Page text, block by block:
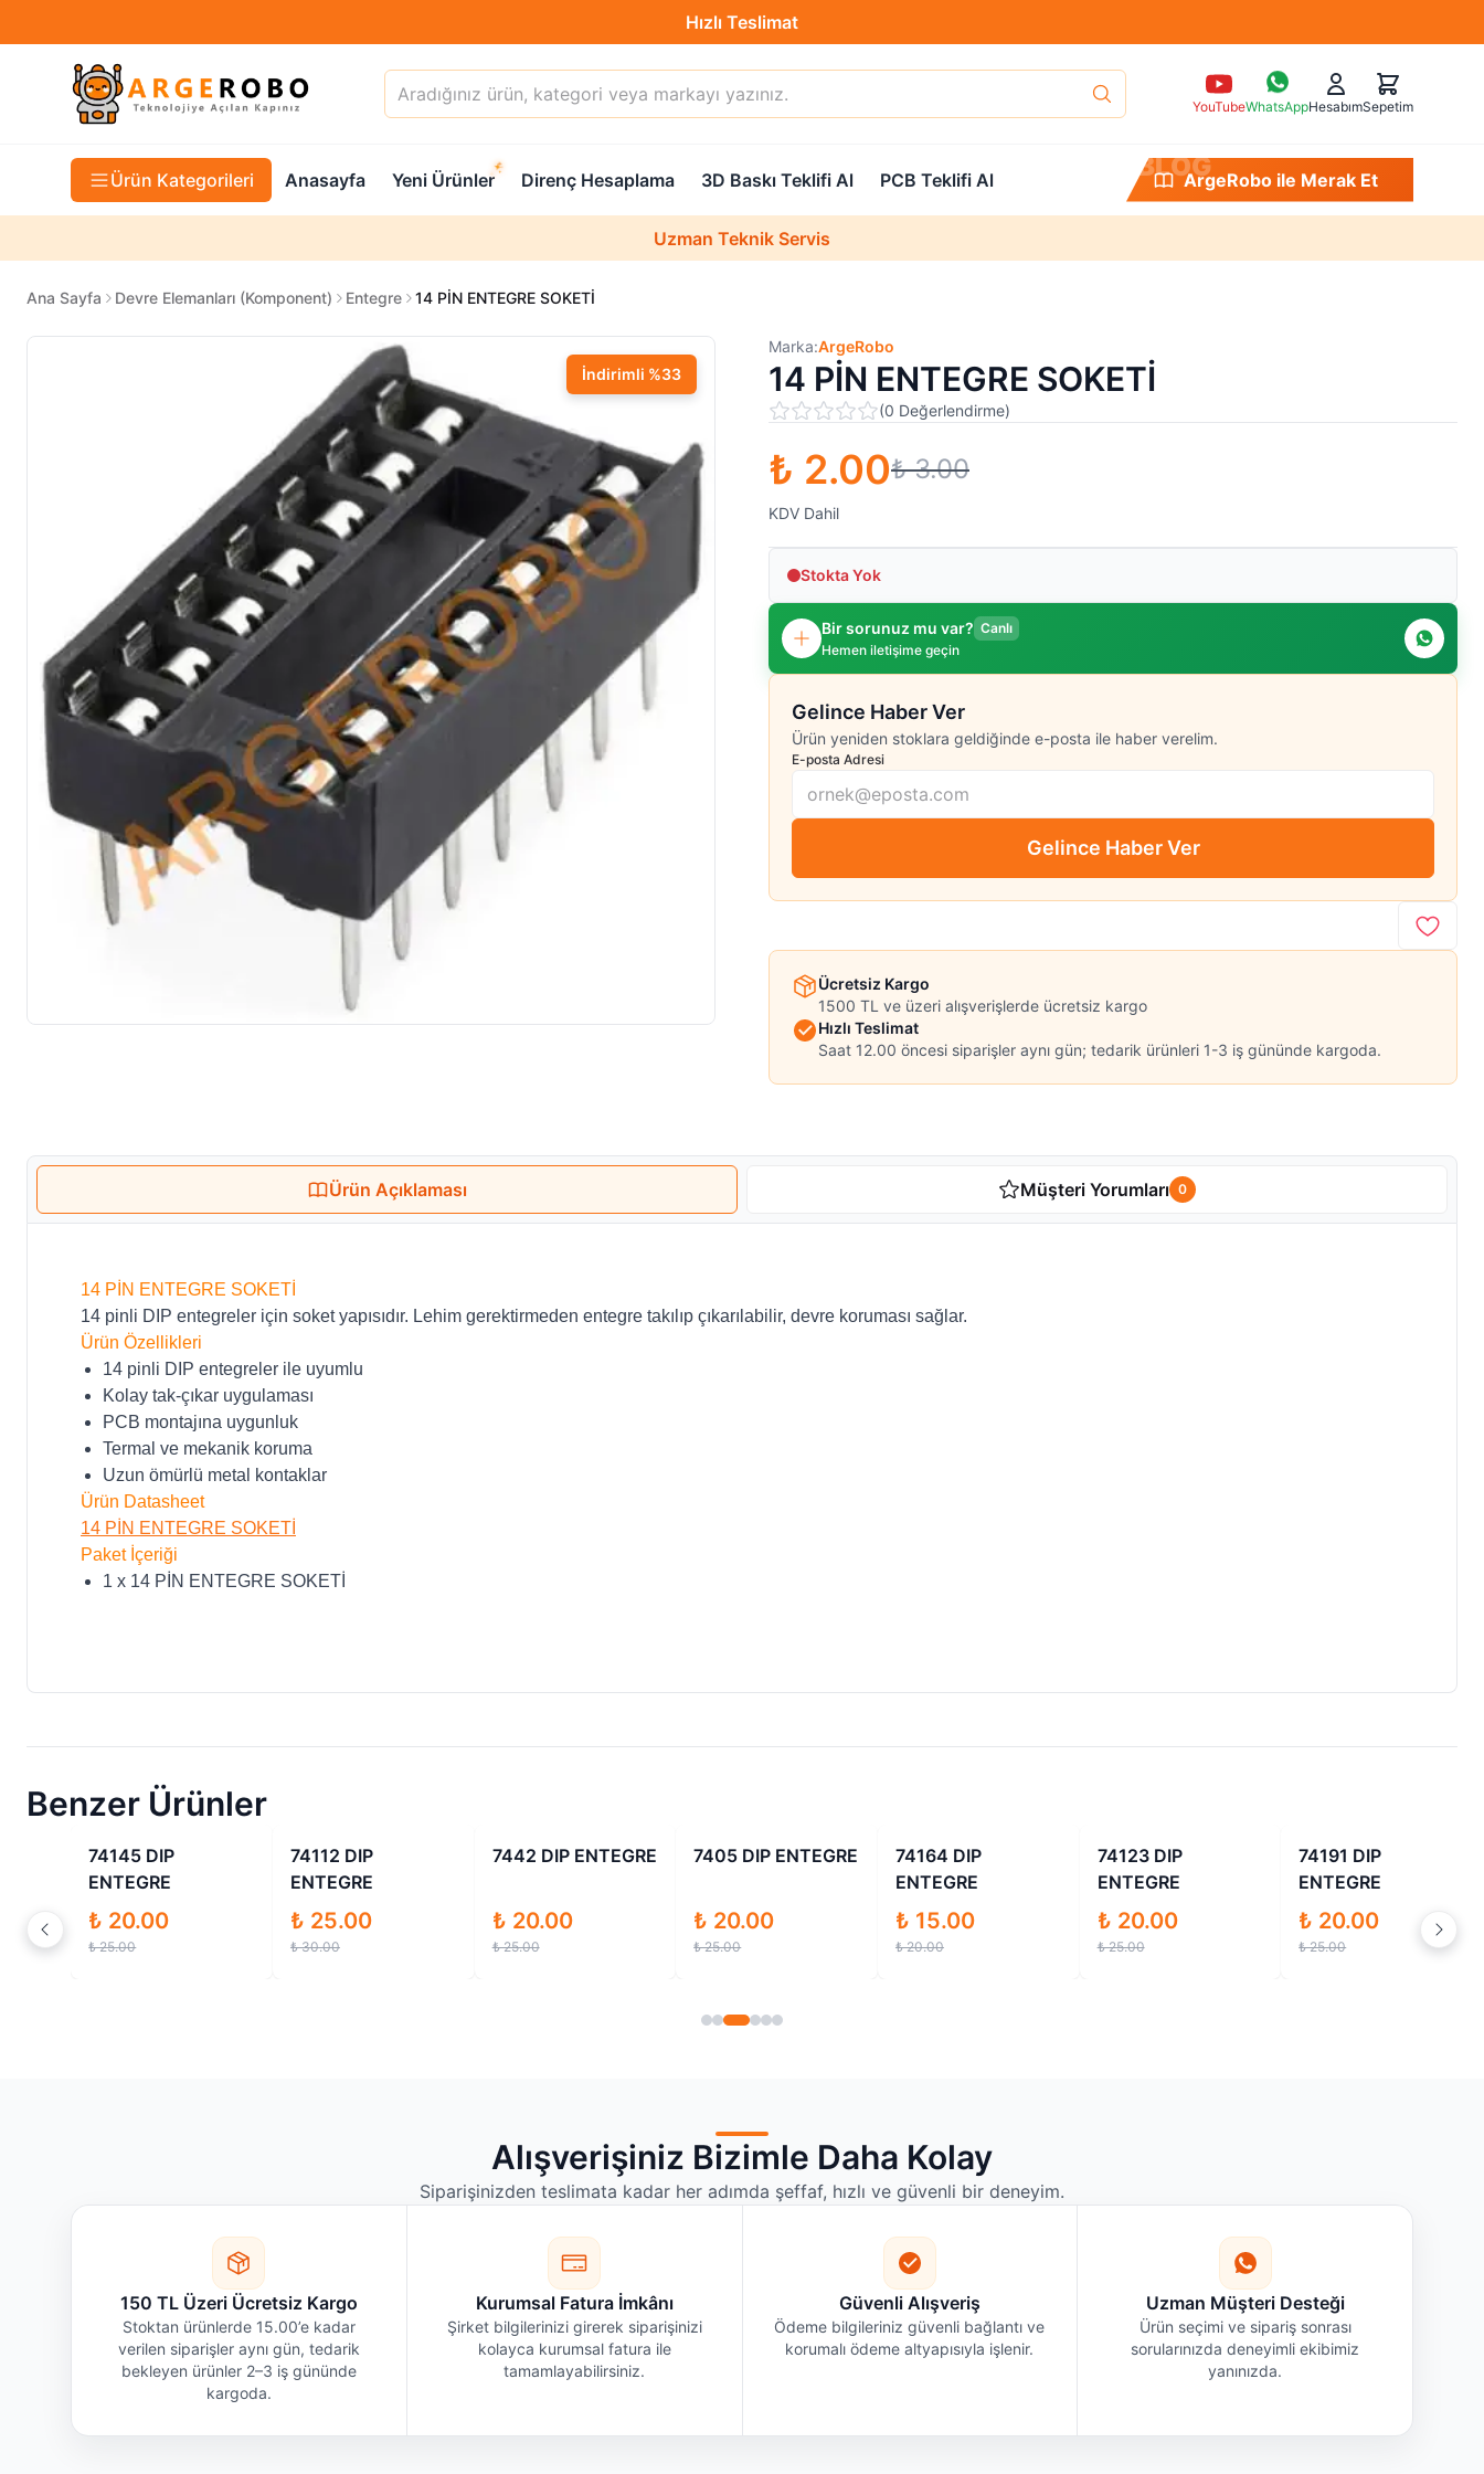
Hızlı Teslimat
YouTubeWhatsAppHesabımSepetim
Ürün Kategorileri Anasayfa Yeni Ürünler Direnç Hesaplama 3D Baskı Teklifi Al PCB Teklifi Al BLOG
ArgeRobo ile Öğren
Hızlı Teslimat
Uzman Teknik Servis
Ana Sayfa Devre Elemanları (Komponent) Entegre 14 PİN ENTEGRE SOKETİ
İndirimli %33
Marka:ArgeRobo
14 PİN ENTEGRE SOKETİ
(0 Değerlendirme)
₺ 2.00₺ 3.00
KDV Dahil
Stokta Yok
Bir sorunuz mu var? Canlı
Hemen iletişime geçin
Gelince Haber Ver
Ürün yeniden stoklara geldiğinde e-posta ile haber verelim.
E-posta Adresi
Gelince Haber Ver
Ücretsiz Kargo
1500 TL ve üzeri alışverişlerde ücretsiz kargo
Hızlı Teslimat
Saat 12.00 öncesi siparişler aynı gün; tedarik ürünleri 1-3 iş gününde kargoda.
Ürün Açıklaması Müşteri Yorumları 0
14 PİN ENTEGRE SOKETİ
14 pinli DIP entegreler için soket yapısıdır. Lehim gerektirmeden entegre takılıp çıkarılabilir, devre koruması sağlar.
Ürün Özellikleri
14 pinli DIP entegreler ile uyumlu
Kolay tak-çıkar uygulaması
PCB montajına uygunluk
Termal ve mekanik koruma
Uzun ömürlü metal kontaklar
Ürün Datasheet
14 PİN ENTEGRE SOKETİ
Paket İçeriği
1 x 14 PİN ENTEGRE SOKETİ
Benzer Ürünler
74145 DIP
ENTEGRE
₺ 20.00
₺ 25.00
74112 DIP
ENTEGRE
₺ 25.00
₺ 30.00
İndirimli
7442 DIP ENTEGRE
₺ 20.00
₺ 25.00
İndirimli
7405 DIP ENTEGRE
₺ 20.00
₺ 25.00
74164 DIP
ENTEGRE
₺ 15.00
₺ 20.00
74123 DIP
ENTEGRE
₺ 20.00
₺ 25.00
74191 DIP
ENTEGRE
₺ 20.00
₺ 25.00
Alışverişiniz Bizimle Daha Kolay
Siparişinizden teslimata kadar her adımda şeffaf, hızlı ve güvenli bir deneyim.
150 TL Üzeri Ücretsiz Kargo
Stoktan ürünlerde 15.00’e kadar
verilen siparişler aynı gün, tedarik
bekleyen ürünler 2–3 iş gününde
kargoda.
Kurumsal Fatura İmkânı
Şirket bilgilerinizi girerek siparişinizi
kolayca kurumsal fatura ile
tamamlayabilirsiniz.
Güvenli Alışveriş
Ödeme bilgileriniz güvenli bağlantı ve
korumalı ödeme altyapısıyla işlenir.
Uzman Müşteri Desteği
Ürün seçimi ve sipariş sonrası
sorularınızda deneyimli ekibimiz
yanınızda.